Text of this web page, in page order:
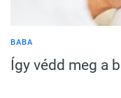
BABA
Így védd meg a